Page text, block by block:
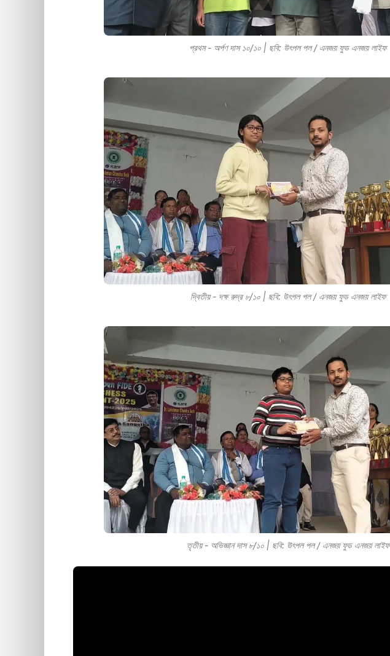
প্রথম - অর্পণ দাস ১০/১০ | ছবি: উৎপল পল / এনজয় ফুড এনজয় লাইফ
দ্বিতীয় - দক্ষ রুদ্র ৮/১০ | ছবি: উৎপল পল / এনজয় ফুড এনজয় লাইফ
তৃতীয় - অভিজ্ঞান দাস ৮/১০ | ছবি: উৎপল পল / এনজয় ফুড এনজয় লাইফ